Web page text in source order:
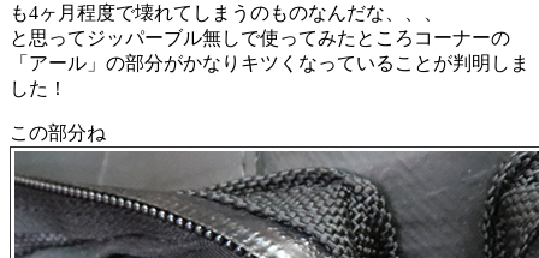
も4ヶ月程度で壊れてしまうのものなんだな、、、
と思ってジッパーブル無しで使ってみたところコーナーの
「アール」の部分がかなりキツくなっていることが判明しま
した！
この部分ね